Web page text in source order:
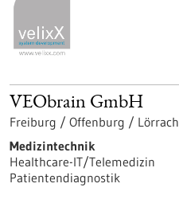
VEObrain GmbH
Freiburg / Offenburg / Lörrach
Medizintechnik
Healthcare-IT/Telemedizin
Patientendiagnostik